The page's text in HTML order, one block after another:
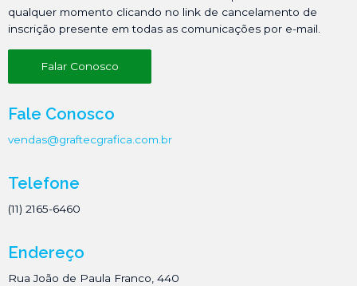
qualquer momento clicando no link de cancelamento de
inscrição presente em todas as comunicações por e-mail.
Falar Conosco
Fale Conosco
vendas@graftecgrafica.com.br
Telefone
(11) 2165-6460
Endereço
Rua João de Paula Franco, 440